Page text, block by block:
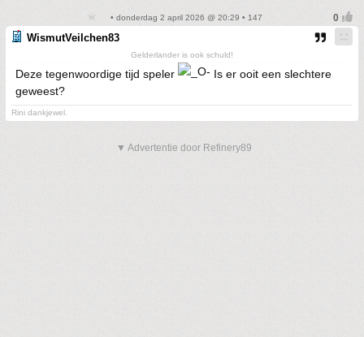
• donderdag 2 april 2026 @ 20:29 • 147
WismutVeilchen83
Gelderlander is ook schuld!
Deze tegenwoordige tijd speler
Is er ooit een slechtere
geweest?
Rini dankjewel.
▼ Advertentie door Refinery89